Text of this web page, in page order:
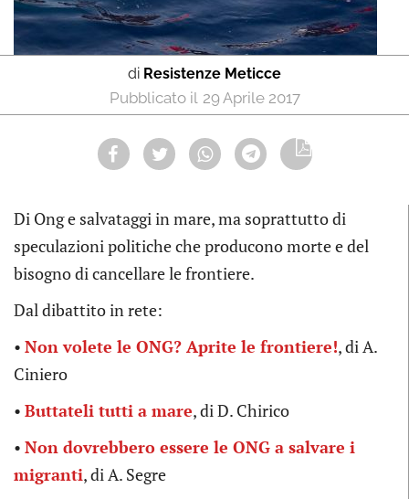
di Resistenze Meticce
29 Aprile 2017
Di Ong e salvataggi in mare, ma soprattutto di
speculazioni politiche che producono morte e del
bisogno di cancellare le frontiere.
Dal dibattito in rete:
• Non volete le ONG? Aprite le frontiere!, di A.
Ciniero
• Buttateli tutti a mare, di D. Chirico
• Non dovrebbero essere le ONG a salvare i
migranti, di A. Segre